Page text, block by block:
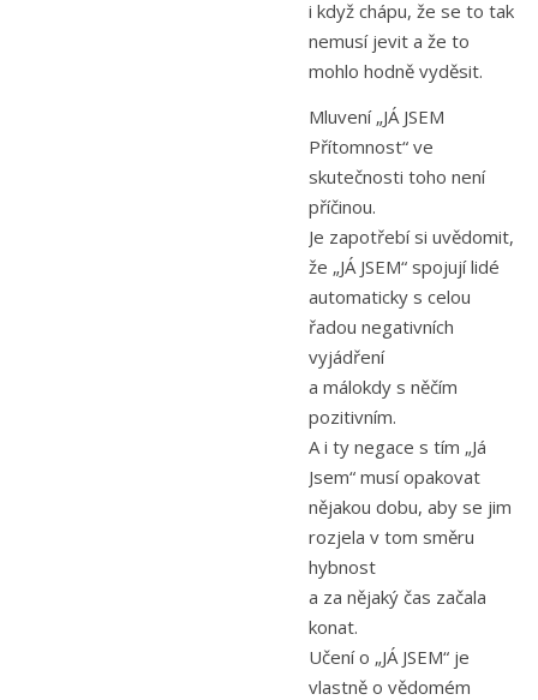
i když chápu, že se to tak
nemusí jevit a že to
mohlo hodně vyděsit.
Mluvení „JÁ JSEM
Přítomnost“ ve
skutečnosti toho není
příčinou.
Je zapotřebí si uvědomit,
že „JÁ JSEM“ spojují lidé
automaticky s celou
řadou negativních
vyjádření
a málokdy s něčím
pozitivním.
A i ty negace s tím „Já
Jsem“ musí opakovat
nějakou dobu, aby se jim
rozjela v tom směru
hybnost
a za nějaký čas začala
konat.
Učení o „JÁ JSEM“ je
vlastně o vědomém